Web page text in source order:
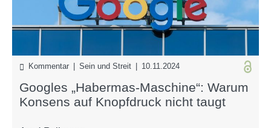
Kommentar | Sein und Streit | 10.11.2024
Googles „Habermas-Maschine“: Warum
Konsens auf Knopfdruck nicht taugt